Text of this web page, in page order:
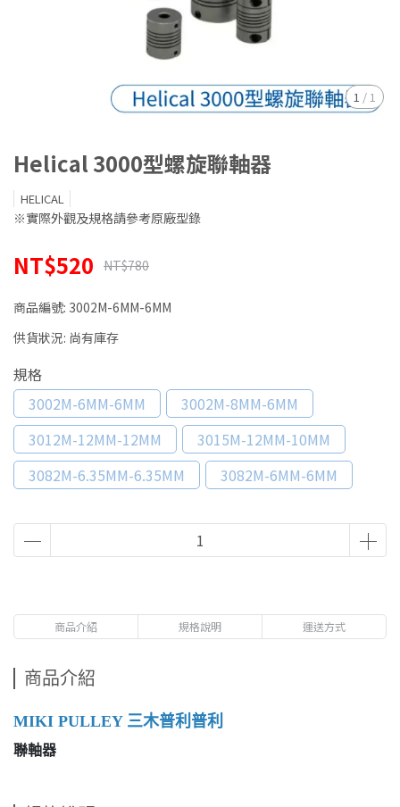
1 /1
Helical 3000型螺旋聯軸器
HELICAL
※實際外觀及規格請參考原廠型錄
NT$520 NT$780
商品編號: 3002M-6MM-6MM
供貨狀況: 尚有庫存
規格
3002M-6MM-6MM
3002M-8MM-6MM
3012M-12MM-12MM
3015M-12MM-10MM
3082M-6.35MM-6.35MM
3082M-6MM-6MM
商品介紹 規格說明 運送方式
商品介紹
MIKI PULLEY 三木普利普利
聯軸器